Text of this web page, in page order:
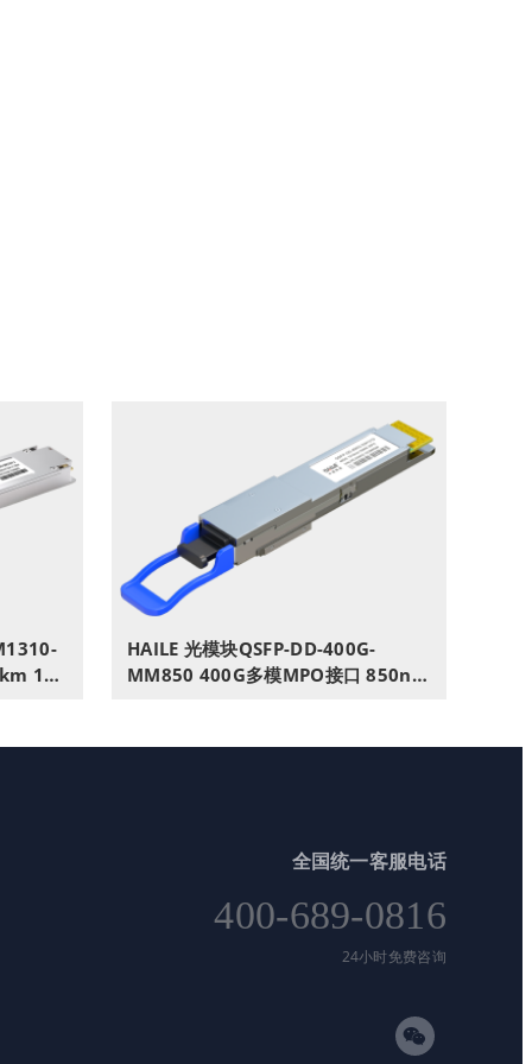
1个
HAILE 光模块QSFP-DD-400G-
MM850 400G多模MPO接口 850nm
全国统一客服电话
400-689-0816
24小时免费咨询